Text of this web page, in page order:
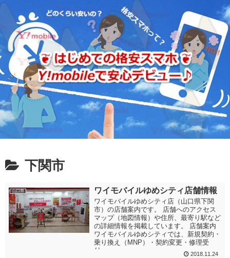
下関市
山口県 ワイモバイルゆめシティ店舗情報
ワイモバイルゆめシティ店（山口県下関
市）の店舗案内です。 店舗へのアクセス
マップ（地図情報）や住所、最寄り駅など
の詳細情報を掲載しています。 店舗案内
ワイモバイルゆめシティでは、新規契約・
乗り換え（MNP）・契約変更・修理受
付・...
2018.11.24